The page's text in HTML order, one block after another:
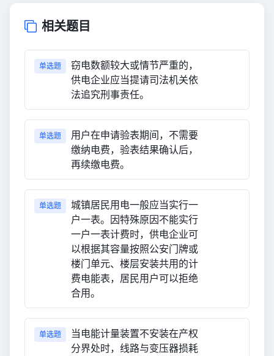
相关题目
单选题
窃电数额较大或情节严重的，
供电企业应当提请司法机关依
法追究刑事责任。
单选题
用户在申请验表期间，不需要
缴纳电费，验表结果确认后，
再续缴电费。
单选题
城镇居民用电一般应当实行一
户一表。因特殊原因不能实行
一户一表计费时，供电企业可
以根据其容量按照公安门牌或
楼门单元、楼层安装共用的计
费电能表，居民用户可以拒绝
合用。
单选题
当电能计量装置不安装在产权
分界处时，线路与变压器损耗